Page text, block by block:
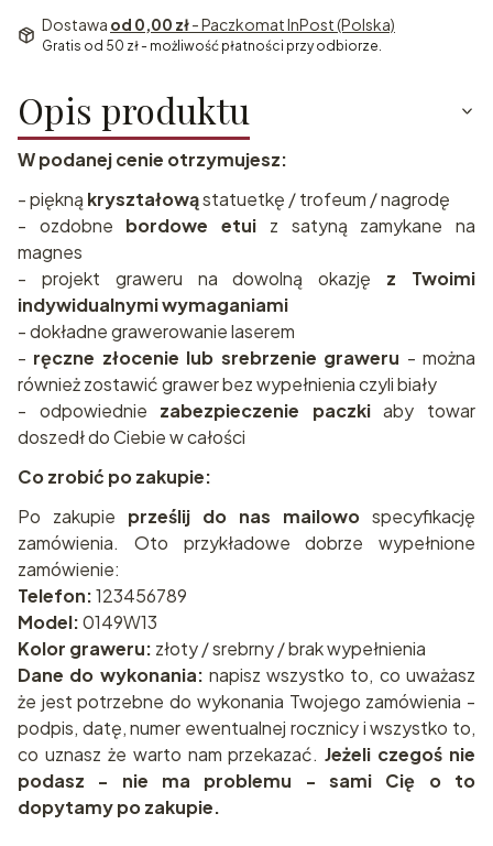
Dostawa od 0,00 zł- Paczkomat InPost (Polska)
Gratis od 50 zł - możliwość płatności przy odbiorze.
Opis produktu
W podanej cenie otrzymujesz:
- piękną kryształowąstatuetkę / trofeum / nagrodę
- ozdobne bordowe etui z satyną zamykane na
magnes
- projekt graweru na dowolną okazję z Twoimi
indywidualnymi wymaganiami
- dokładne grawerowanie laserem
- ręczne złocenie lub srebrzenie graweru - można
również zostawić grawer bez wypełnienia czyli biały
- odpowiednie zabezpieczenie paczkiaby towar
doszedł do Ciebie w całości
Co zrobić po zakupie:
Po zakupie prześlij do nas mailowo specyfikację
zamówienia. Oto przykładowe dobrze wypełnione
zamówienie:
Telefon:123456789
Model:0149W13
Kolor graweru: złoty / srebrny / brak wypełnienia
Dane do wykonania: napisz wszystko to, co uważasz
że jest potrzebne do wykonania Twojego zamówienia -
podpis, datę, numer ewentualnej rocznicy i wszystko to,
co uznasz że warto nam przekazać.Jeżeli czegoś nie
podasz - nie ma problemu - sami Cię o to
dopytamy po zakupie.